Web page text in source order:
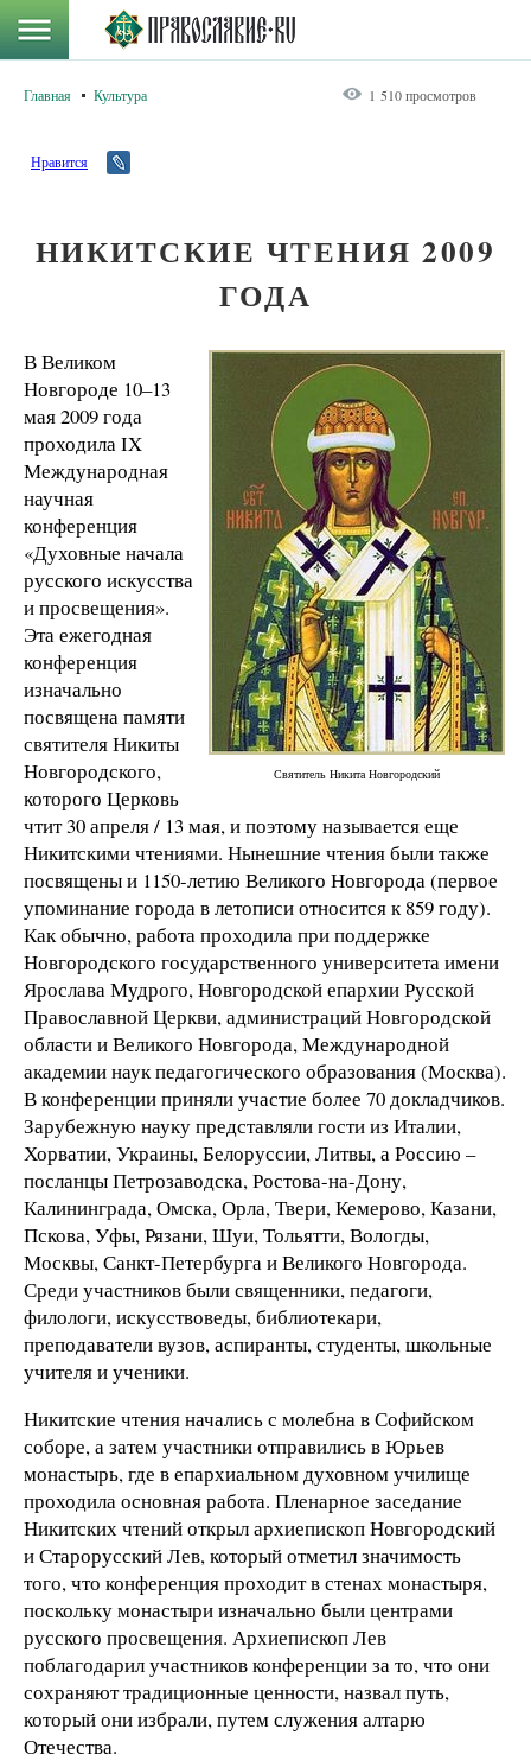
Главная Культура 1 510 просмотров
Нравится
НИКИТСКИЕ ЧТЕНИЯ 2009
ГОДА
Святитель Никита Новгородский
В Великом
Новгороде 10–13
мая 2009 года
проходила IX
Международная
научная
конференция
«Духовные начала
русского искусства
и просвещения».
Эта ежегодная
конференция
изначально
посвящена памяти
святителя Никиты
Новгородского,
которого Церковь
чтит 30 апреля / 13 мая, и поэтому называется еще
Никитскими чтениями. Нынешние чтения были также
посвящены и 1150-летию Великого Новгорода (первое
упоминание города в летописи относится к 859 году).
Как обычно, работа проходила при поддержке
Новгородского государственного университета имени
Ярослава Мудрого, Новгородской епархии Русской
Православной Церкви, администраций Новгородской
области и Великого Новгорода, Международной
академии наук педагогического образования (Москва).
В конференции приняли участие более 70 докладчиков.
Зарубежную науку представляли гости из Италии,
Хорватии, Украины, Белоруссии, Литвы, а Россию –
посланцы Петрозаводска, Ростова-на-Дону,
Калининграда, Омска, Орла, Твери, Кемерово, Казани,
Пскова, Уфы, Рязани, Шуи, Тольятти, Вологды,
Москвы, Санкт-Петербурга и Великого Новгорода.
Среди участников были священники, педагоги,
филологи, искусствоведы, библиотекари,
преподаватели вузов, аспиранты, студенты, школьные
учителя и ученики.
Никитские чтения начались с молебна в Софийском
соборе, а затем участники отправились в Юрьев
монастырь, где в епархиальном духовном училище
проходила основная работа. Пленарное заседание
Никитских чтений открыл архиепископ Новгородский
и Старорусский Лев, который отметил значимость
того, что конференция проходит в стенах монастыря,
поскольку монастыри изначально были центрами
русского просвещения. Архиепископ Лев
поблагодарил участников конференции за то, что они
сохраняют традиционные ценности, назвал путь,
который они избрали, путем служения алтарю
Отечества.